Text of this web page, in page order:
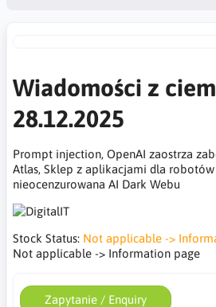
Wiadomości z
28.12.2025
Prompt injection, OpenAI zaostrza
Atlas, Sklep z aplikacjami dla robotów
nieocenzurowana AI Dark Webu
Stock Status: Not applicable ->
Not applicable -> Information page
Zapytanie / Enquiry